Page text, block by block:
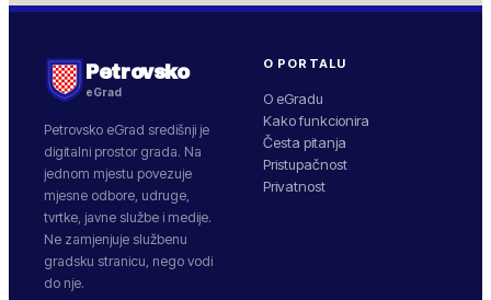
Petrovsko
eGrad
Petrovsko eGrad središnji je
digitalni prostor grada. Na
jednom mjestu povezuje
mjesne odbore, udruge,
tvrtke, javne službe i medije.
Ne zamjenjuje službenu
gradsku stranicu, nego vodi
do nje.
O PORTALU
O eGradu
Kako funkcionira
Česta pitanja
Pristupačnost
Privatnost